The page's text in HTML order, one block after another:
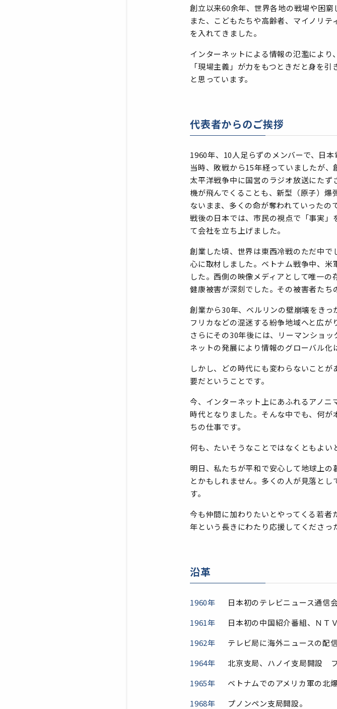
創立以来60余年、世界各地の戦場や困窮
また、こどもたちや高齢者、マイノリ
を入れてきました。
インターネットによる情報の氾濫によ
「現場主義」が力をもつときだと身を
と思っています。
代表者からのご挨拶
1960年、10人足らずのメンバーで、日
当時、敗戦から15年経っていましたが
太平洋戦争中に国営のラジオ放送にた
機が飛んでくることも、新型（原子）
ないまま、多くの命が奪われていったので
戦後の日本では、市民の視点で「事実
て会社を立ち上げました。
創業した頃、世界は東西冷戦のただ中
心に取材しました。ベトナム戦争中、
した。西側の映像メディアとして唯一
健康被害が深刻でした。その被害者たち
創業から30年、ベルリンの壁崩壊をき
フリカなどの混迷する紛争地域へと広が
さらにその30年後には、リーマンショ
ネットの発展により情報のグローバル化
しかし、どの時代にも変わらないこと
要だということです。
今、インターネット上にあふれるアノ
時代となりました。そんな中でも、何
ちの仕事です。
何も、たいそうなことではなくともよい
明日、私たちが平和で安心して地球上
とかもしれません。多くの人が見落と
す。
今も仲間に加わりたいとやってくる若
年という長きにわたり応援してくださっ
沿革
1960年
日本初のテレビニュース通信
1961年
日本初の中国紹介番組、ＮＴ
1962年
テレビ局に海外ニュースの配
1964年
北京支局、ハノイ支局開設
1965年
ベトナムでのアメリカ軍の北
1968年
プノンペン支局開設。